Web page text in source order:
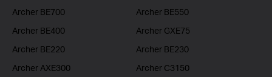
Archer BE700
Archer BE550
Archer BE400
Archer GXE75
Archer BE220
Archer BE230
Archer AXE300
Archer C3150